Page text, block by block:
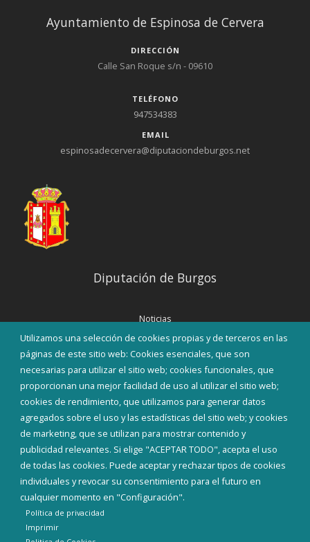
Utilizamos una selección de cookies propias y de terceros en las
páginas de este sitio web: Cookies esenciales, que son
necesarias para utilizar el sitio web; cookies funcionales, que
proporcionan una mejor facilidad de uso al utilizar el sitio web;
cookies de rendimiento, que utilizamos para generar datos
agregados sobre el uso y las estadísticas del sitio web; y cookies
de marketing, que se utilizan para mostrar contenido y
publicidad relevantes. Si elige "ACEPTAR TODO", acepta el uso
de todas las cookies. Puede aceptar y rechazar tipos de cookies
individuales y revocar su consentimiento para el futuro en
cualquier momento en "Configuración".
Política de privacidad
Imprimir
Ayuntamiento de Espinosa de Cervera
DIRECCIÓN
Calle San Roque s/n - 09610
TELÉFONO
947534383
EMAIL
espinosadecervera@diputaciondeburgos.net
Diputación de Burgos
Noticias
Eventos
Corporación Municipal
Teléfonos de interés
INICIAR SESIÓN
MAPA WEB